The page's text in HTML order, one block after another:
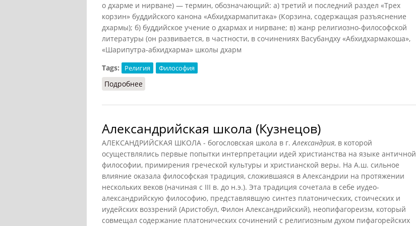
о дхарме и нирване) — термин, обозначающий: а) третий и последний раздел «Трех
корзин» буддийского канона «Абхидхармапитака» (Корзина, содержащая разъяснение
дхармы); б) буддийское учение о дхармах и нирване; в) жанр религиозно-философской
литературы (он развивается, в частности, в сочинениях Васубандху «Абхидхармакоша»,
«Шарипутра-абхидхарма» школы дхарм
Tags:
Религия Философия
Подробнее
Александрийская школа (Кузнецов)
АЛЕКСАНДРИЙСКАЯ ШКОЛА - богословская школа в г.Александрия, в которой
осуществлялись первые попытки интерпретации идей христианства на языке античной
философии, примирения греческой культуры и христианской веры. На А.ш. сильное
влияние оказала философская традиция, сложившаяся в Александрии на протяжении
нескольких веков (начиная с III в. до н.э.). Эта традиция сочетала в себе иудео-
александрийскую философию, представлявшую синтез платонических, стоических и
иудейских воззрений (Аристобул, Филон Александрийский), неопифагореизм, который
совмещал содержание платонических сочинений с религиозным духом пифагорейских